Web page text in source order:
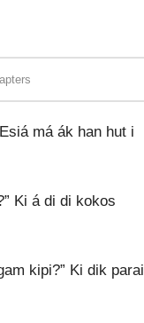
má ák han hut i
Ki á di di kokos
kipi?” Ki dik parai